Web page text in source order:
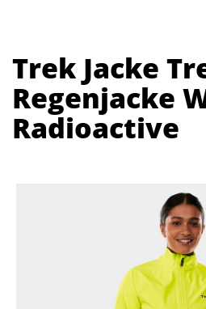
Trek Jacke
Regenjacke
Radioactive